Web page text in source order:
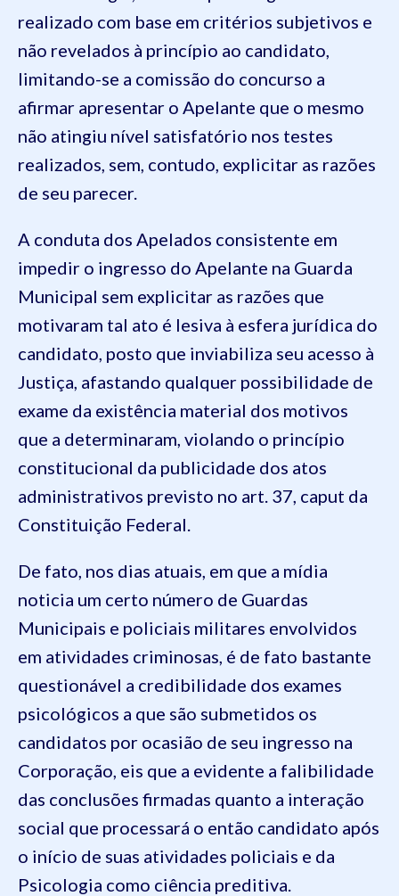
realizado com base em critérios subjetivos e
não revelados à princípio ao candidato,
limitando-se a comissão do concurso a
afirmar apresentar o Apelante que o mesmo
não atingiu nível satisfatório nos testes
realizados, sem, contudo, explicitar as razões
de seu parecer.
A conduta dos Apelados consistente em
impedir o ingresso do Apelante na Guarda
Municipal sem explicitar as razões que
motivaram tal ato é lesiva à esfera jurídica do
candidato, posto que inviabiliza seu acesso à
Justiça, afastando qualquer possibilidade de
exame da existência material dos motivos
que a determinaram, violando o princípio
constitucional da publicidade dos atos
administrativos previsto no art. 37, caput da
Constituição Federal.
De fato, nos dias atuais, em que a mídia
noticia um certo número de Guardas
Municipais e policiais militares envolvidos
em atividades criminosas, é de fato bastante
questionável a credibilidade dos exames
psicológicos a que são submetidos os
candidatos por ocasião de seu ingresso na
Corporação, eis que a evidente a falibilidade
das conclusões firmadas quanto a interação
social que processará o então candidato após
o início de suas atividades policiais e da
Psicologia como ciência preditiva.